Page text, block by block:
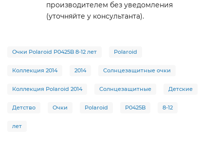
производителем без уведомления
(уточняйте у консультанта).
Очки Polaroid P0425B 8-12 лет Polaroid
Коллекция 2014 2014 Солнцезащитные очки
Коллекция Polaroid 2014 Солнцезащитные Детские
Детство Очки Polaroid P0425B 8-12
лет